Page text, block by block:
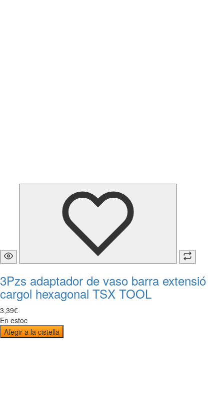
3Pzs adaptador de vaso barra extensió
cargol hexagonal TSX TOOL
3,39€
En estoc
Afegir a la cistella